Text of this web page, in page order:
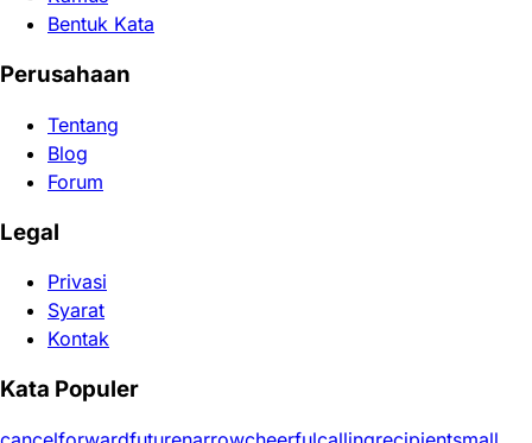
Bentuk Kata
Perusahaan
Tentang
Blog
Forum
Legal
Privasi
Syarat
Kontak
Kata Populer